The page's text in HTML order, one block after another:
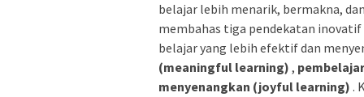
belajar lebih menarik, bermakna,
membahas tiga pendekatan
belajar yang lebih efektif dan
(meaningful learning) ,
menyenangkan (joyful learning) .